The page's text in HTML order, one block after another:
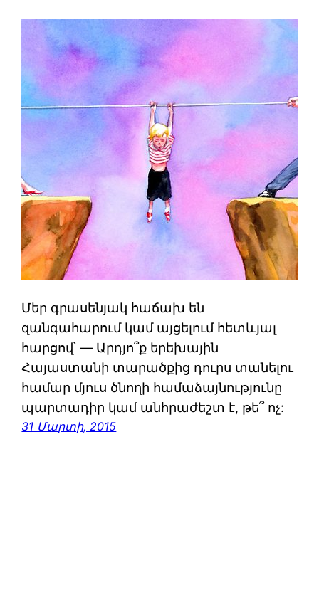
Մեր գրասենյակ հաճախ են
զանգահարում կամ այցելում հետևյալ
հարցով՝ — Արդյո՞ք երեխային
Հայաստանի տարածքից դուրս տանելու
համար մյուս ծնողի համաձայնությունը
պարտադիր կամ անհրաժեշտ է, թե՞ ոչ:
31 Մարտի, 2015